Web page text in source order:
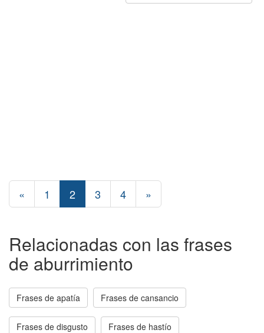
« 1 2 3 4 »
Relacionadas con las frases
de aburrimiento
Frases de apatía Frases de cansancio
Frases de disgusto Frases de hastío